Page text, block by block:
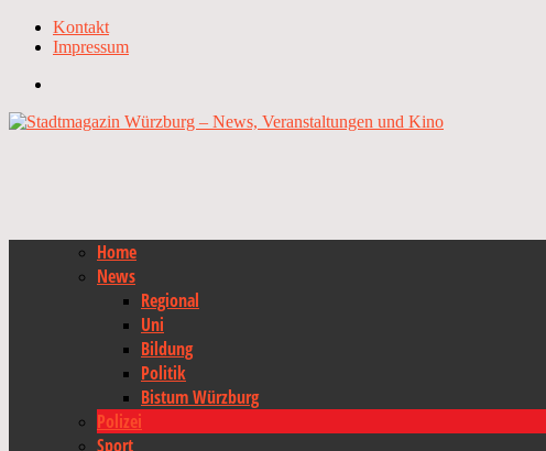
Kontakt
Impressum
Home
News
Regional
Uni
Bildung
Politik
Bistum Würzburg
Polizei
Sport